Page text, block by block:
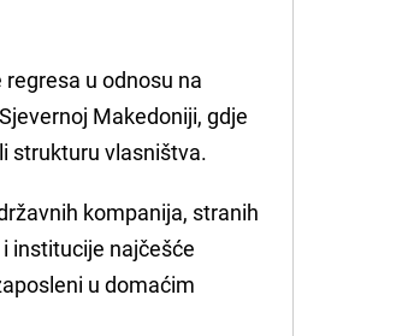
u odnosu na
Makedoniji, gdje
strukturu vlasništva.
kompanija, stranih
institucije najčešće
u domaćim